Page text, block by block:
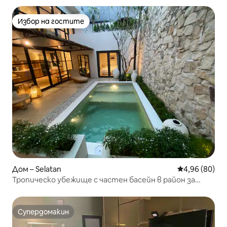
Избор на гостите
Избор на гостите
Дом – Selatan Средна
4,96 (80)
Тропическо убежище с частен басейн в район за
Супердомакин
Супердомакин